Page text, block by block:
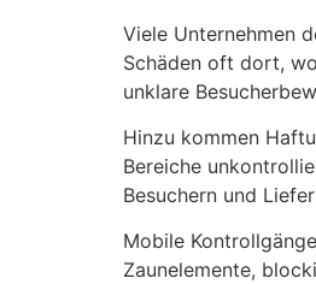
Viele Unternehmen
Schäden oft dort,
unklare
Hinzu kommen
Bereiche
Besuchern und
Mobile
Zaunelemente,